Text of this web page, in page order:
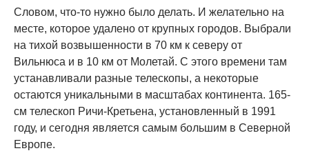
Словом, что-то нужно было делать. И желательно на
месте, которое удалено от крупных городов. Выбрали
на тихой возвышенности в 70 км к северу от
Вильнюса и в 10 км от Молетай. С этого времени там
устанавливали разные телескопы, а некоторые
остаются уникальными в масштабах континента. 165-
см телескоп Ричи-Кретьена, установленный в 1991
году, и сегодня является самым большим в Северной
Европе.